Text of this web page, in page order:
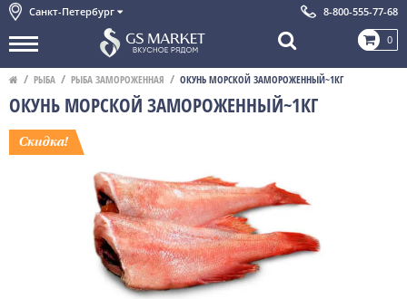
Санкт-Петербург 8-800-555-77-68
0
РЫБА РЫБА ЗАМОРОЖЕННАЯ ОКУНЬ МОРСКОЙ ЗАМОРОЖЕННЫЙ~1КГ
ОКУНЬ МОРСКОЙ ЗАМОРОЖЕННЫЙ~1КГ